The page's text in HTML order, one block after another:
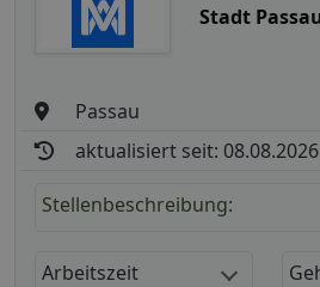
Stadt
Passau
aktualisiert seit: 08.08.2026
Stellenbeschreibung:
Arbeitszeit